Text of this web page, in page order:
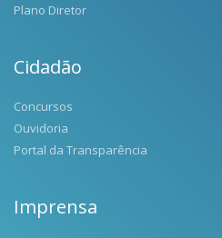
Plano Diretor
Cidadão
Concursos
Ouvidoria
Portal da Transparência
Imprensa